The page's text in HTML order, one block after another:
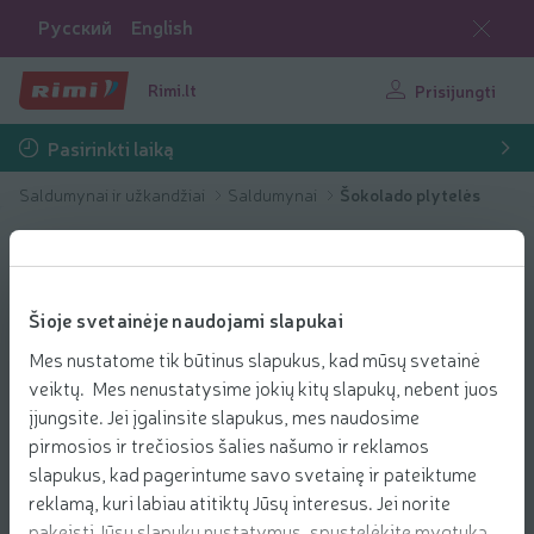
Šioje svetainėje naudojami slapukai
Mes nustatome tik būtinus slapukus, kad mūsų svetainė
veiktų. Mes nenustatysime jokių kitų slapukų, nebent juos
įjungsite. Jei įgalinsite slapukus, mes naudosime
pirmosios ir trečiosios šalies našumo ir reklamos
slapukus, kad pagerintume savo svetainę ir pateiktume
reklamą, kuri labiau atitiktų Jūsų interesus. Jei norite
Русский English
Rimi.lt Prisijungti
Pasirinkti laiką
Saldumynai ir užkandžiai Saldumynai Šokolado plytelės